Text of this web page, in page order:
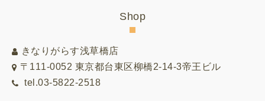
Shop
きなりがらす浅草橋店
〒111-0052 東京都台東区柳橋2-14-3帝王ビル
tel.03-5822-2518